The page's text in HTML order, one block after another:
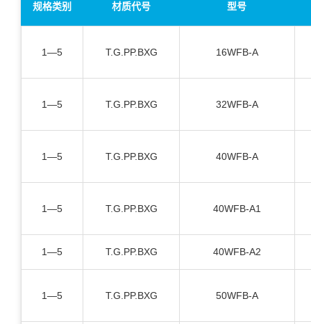
规格类别 材质代号 型号
1—5 T.G.PP.BXG 16WFB-A
1—5 T.G.PP.BXG 32WFB-A
1—5 T.G.PP.BXG 40WFB-A
1—5 T.G.PP.BXG 40WFB-A1
1—5 T.G.PP.BXG 40WFB-A2
1—5 T.G.PP.BXG 50WFB-A